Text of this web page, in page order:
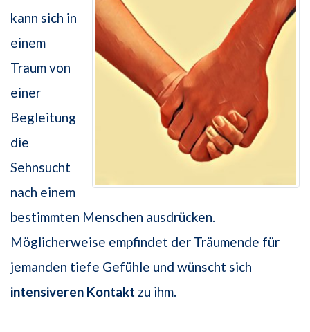
kann sich in
einem
Traum von
einer
Begleitung
die
Sehnsucht
nach einem
bestimmten Menschen ausdrücken.
Möglicherweise empfindet der Träumende für
jemanden tiefe Gefühle und wünscht sich
intensiveren Kontakt zu ihm.